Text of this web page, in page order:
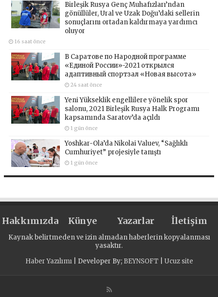
Birleşik Rusya Genç Muhafızları’ndan
gönüllüler, Ural ve Uzak Doğu’daki sellerin
sonuçlarını ortadan kaldırmaya yardımcı
oluyor
16 saat önce
В Саратове по Народной программе
«Единой России»-2021 открылся
адаптивный спортзал «Новая высота»
24 saat önce
Yeni Yükseklik engellilere yönelik spor
salonu, 2021 Birleşik Rusya Halk Programı
kapsamında Saratov’da açıldı
1 gün önce
Yoshkar-Ola’da Nikolai Valuev, “Sağlıklı
Cumhuriyet” projesiyle tanıştı
1 gün önce
Hakkımızda Künye Yazarlar İletişim
Kaynak belirtmeden ve izin almadan haberlerin kopyalanması
yasaktır.
Haber Yazılımı| Developer By; BEYNSOFT Ucuz site